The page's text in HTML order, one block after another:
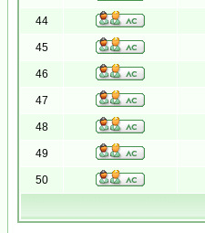
44
45
46
47
48
49
50